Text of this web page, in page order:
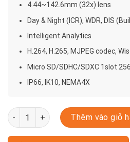
4.44~142.6mm (32x) lens
Day & Night (ICR), WDR, DIS
Intelligent Analytics
H.264, H.265, MJPEG codec,
Micro SD/SDHC/SDXC 1slot
IP66, IK10, NEMA4X
QNP-6320H số lượngThêm vào giỏ